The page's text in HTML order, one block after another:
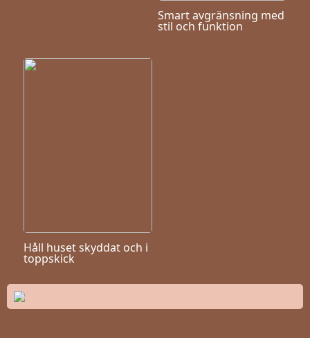
Smart avgränsning med
stil och funktion
Håll huset skyddat och i
toppskick